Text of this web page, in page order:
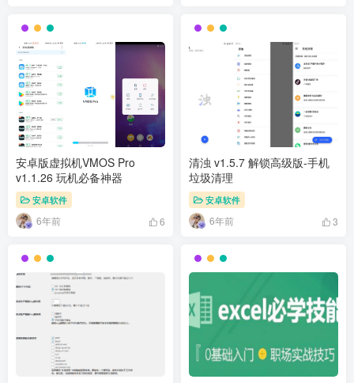
安卓版虚拟机VMOS Pro
v1.1.26 玩机必备神器
安卓软件
6年前 6
清浊 v1.5.7 解锁高级版-手机
垃圾清理
安卓软件
6年前 3